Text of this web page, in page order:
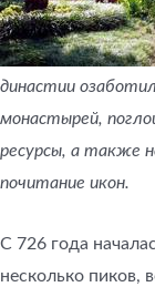
династии
монастырей,
ресурсы, а также
почитание икон.
С 726 года
несколько пиков,